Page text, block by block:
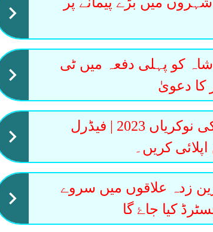
کو پہلی دفعہ میں ٹی
کا دعویٰ
ایف بی آر کی نوکریاں 2023 | فیڈرل
کریں۔
زدہ علاقوں میں سروے
کیا جاۓ گا